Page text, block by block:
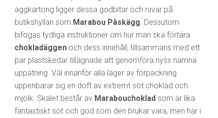
äggkartong ligger dessa godbitar och ruvar på
butikshyllan som Marabou Påskägg . Dessutom
bifogas tydliga instruktioner om hur man ska förtära
chokladäggen och dess innehåll, tillsammans med ett
par plastskedar tillägnade att genomföra nyss nämna
uppätning. Väl innanför alla lager av förpackning
uppenbarar sig en doft av extremt söt choklad och
mjölk. Skalet består av Marabouchoklad som är lika
fantastiskt söt och god som den brukar vara, men här i